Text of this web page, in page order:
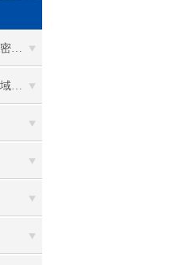
称重秤软连接生产厂家误差小密封性好
不得不说，钢铝拖链的应用领域真的很多！